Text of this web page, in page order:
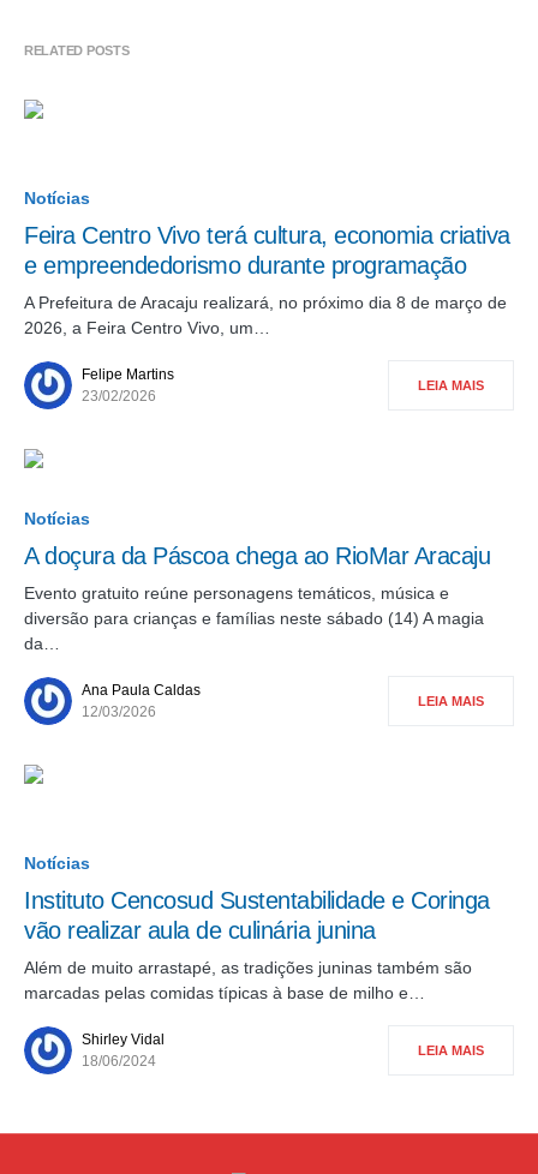
RELATED POSTS
Notícias
Feira Centro Vivo terá cultura, economia criativa
e empreendedorismo durante programação
A Prefeitura de Aracaju realizará, no próximo dia 8 de março de
2026, a Feira Centro Vivo, um…
Felipe Martins
23/02/2026
LEIA MAIS
Notícias
A doçura da Páscoa chega ao RioMar Aracaju
Evento gratuito reúne personagens temáticos, música e
diversão para crianças e famílias neste sábado (14) A magia
da…
Ana Paula Caldas
12/03/2026
LEIA MAIS
Notícias
Instituto Cencosud Sustentabilidade e Coringa
vão realizar aula de culinária junina
Além de muito arrastapé, as tradições juninas também são
marcadas pelas comidas típicas à base de milho e…
Shirley Vidal
18/06/2024
LEIA MAIS